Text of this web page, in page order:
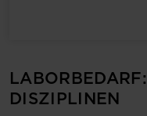
DISZIPLINEN